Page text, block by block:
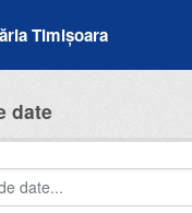
Timișoara
date